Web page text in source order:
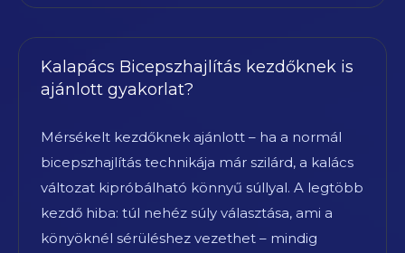
Kalapács Bicepszhajlítás kezdőknek is
ajánlott gyakorlat?
Mérsékelt kezdőknek ajánlott – ha a normál
bicepszhajlítás technikája már szilárd, a kalács
változat kipróbálható könnyű súllyal. A legtöbb
kezdő hiba: túl nehéz súly választása, ami a
könyöknél sérüléshez vezethet – mindig